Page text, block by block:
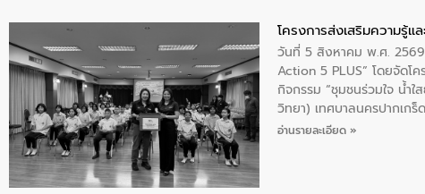
โครงการส่งเสริมความรู้แ
วันที่ 5 สิงหาคม พ.ศ. 2569
Action 5 PLUS” โดยจัดโ
กิจกรรม “ชุมชนร่วมใจ น้ำใ
วิทยา) เทศบาลนครปากเก
อ่านรายละเอียด »